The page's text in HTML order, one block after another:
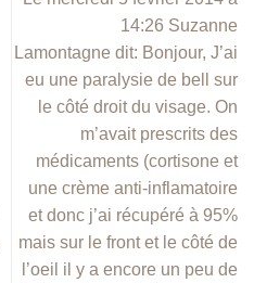
14:26 Suzanne
Lamontagne dit: Bonjour, J’ai
eu une paralysie de bell sur
le côté droit du visage. On
m’avait prescrits des
médicaments (cortisone et
une crème anti-inflamatoire
et donc j’ai récupéré à 95%
mais sur le front et le côté de
l’oeil il y a encore un peu de